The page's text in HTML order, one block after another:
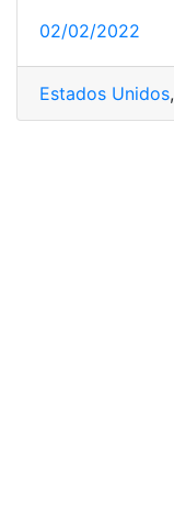
02/02/2022
Estados Unidos,